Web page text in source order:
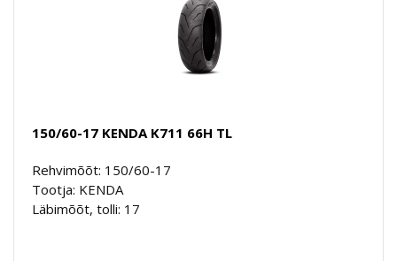
150/60-17 KENDA K711 66H TL
Rehvimõõt: 150/60-17
Tootja: KENDA
Läbimõõt, tolli: 17